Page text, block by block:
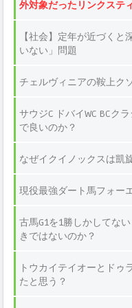
外対象だったリンクステ
【社会】定年が近づく
いない」問題
チェルヴィニアの鞍上ク
サウジC ドバイWC BCク
で良いのか？
なぜイクイノックスは凱
現役最強ダート馬フォー
古馬G1を1勝しかしてな
きではないのか？
トウカイテイオーとドゥ
たと思う？